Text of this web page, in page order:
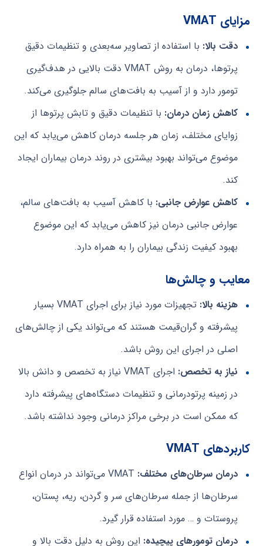
مزایای VMAT
دقت بالا: با استفاده از تصاویر سه‌بعدی و تنظیمات دقیق
پرتوها، درمان به روش VMAT دقت بالایی در هدف‌گیری
تومور دارد و از آسیب به بافت‌های سالم جلوگیری می‌کند.
کاهش زمان درمان: با تنظیمات دقیق و تابش پرتوها از
زوایای مختلف، زمان هر جلسه درمان کاهش می‌یابد که این
موضوع می‌تواند بهبود بیشتری در روند درمان بیماران ایجاد
کند.
کاهش عوارض جانبی: با کاهش آسیب به بافت‌های سالم،
عوارض جانبی درمان نیز کاهش می‌یابد که این موضوع
بهبود کیفیت زندگی بیماران را به همراه دارد.
معایب و چالش‌ها
هزینه بالا:
تجهیزات مورد نیاز برای اجرای VMAT بسیار
پیشرفته و گران‌قیمت هستند که می‌تواند یکی از چالش‌های
اصلی در اجرای این روش باشد.
نیاز به تخصص:
اجرای VMAT نیاز به تخصص و دانش بالا
در زمینه پرتودرمانی و تنظیمات دستگاه‌های پیشرفته دارد
که ممکن است در برخی مراکز درمانی وجود نداشته باشد.
کاربردهای VMAT
درمان سرطان‌های مختلف:
VMAT می‌تواند در درمان انواع
سرطان‌ها از جمله سرطان‌های سر و گردن، ریه، پستان،
پروستات و … مورد استفاده قرار گیرد.
درمان تومورهای پیچیده: این روش به دلیل دقت بالا و